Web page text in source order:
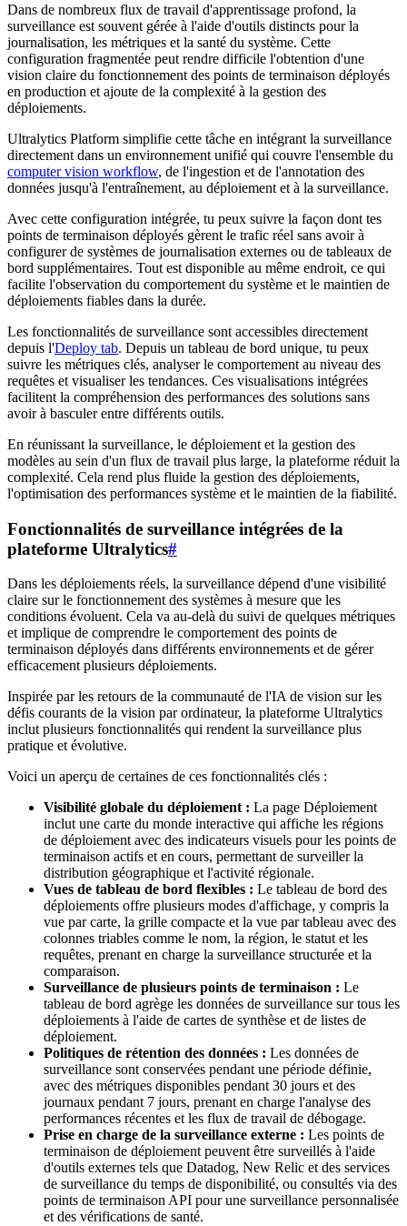
Dans de nombreux flux de travail d'apprentissage profond, la
surveillance est souvent gérée à l'aide d'outils distincts pour la
journalisation, les métriques et la santé du système. Cette
configuration fragmentée peut rendre difficile l'obtention d'une
vision claire du fonctionnement des points de terminaison déployés
en production et ajoute de la complexité à la gestion des
déploiements.
Ultralytics Platform simplifie cette tâche en intégrant la surveillance
directement dans un environnement unifié qui couvre l'ensemble du
computer vision workflow, de l'ingestion et de l'annotation des
données jusqu'à l'entraînement, au déploiement et à la surveillance.
Avec cette configuration intégrée, tu peux suivre la façon dont tes
points de terminaison déployés gèrent le trafic réel sans avoir à
configurer de systèmes de journalisation externes ou de tableaux de
bord supplémentaires. Tout est disponible au même endroit, ce qui
facilite l'observation du comportement du système et le maintien de
déploiements fiables dans la durée.
Les fonctionnalités de surveillance sont accessibles directement
depuis l'Deploy tab. Depuis un tableau de bord unique, tu peux
suivre les métriques clés, analyser le comportement au niveau des
requêtes et visualiser les tendances. Ces visualisations intégrées
facilitent la compréhension des performances des solutions sans
avoir à basculer entre différents outils.
En réunissant la surveillance, le déploiement et la gestion des
modèles au sein d'un flux de travail plus large, la plateforme réduit la
complexité. Cela rend plus fluide la gestion des déploiements,
l'optimisation des performances système et le maintien de la fiabilité.
Fonctionnalités de surveillance intégrées de la
plateforme Ultralytics#
Dans les déploiements réels, la surveillance dépend d'une visibilité
claire sur le fonctionnement des systèmes à mesure que les
conditions évoluent. Cela va au-delà du suivi de quelques métriques
et implique de comprendre le comportement des points de
terminaison déployés dans différents environnements et de gérer
efficacement plusieurs déploiements.
Inspirée par les retours de la communauté de l'IA de vision sur les
défis courants de la vision par ordinateur, la plateforme Ultralytics
inclut plusieurs fonctionnalités qui rendent la surveillance plus
pratique et évolutive.
Voici un aperçu de certaines de ces fonctionnalités clés :
Visibilité globale du déploiement : La page Déploiement
inclut une carte du monde interactive qui affiche les régions
de déploiement avec des indicateurs visuels pour les points de
terminaison actifs et en cours, permettant de surveiller la
distribution géographique et l'activité régionale.
Vues de tableau de bord flexibles : Le tableau de bord des
déploiements offre plusieurs modes d'affichage, y compris la
vue par carte, la grille compacte et la vue par tableau avec des
colonnes triables comme le nom, la région, le statut et les
requêtes, prenant en charge la surveillance structurée et la
comparaison.
Surveillance de plusieurs points de terminaison : Le
tableau de bord agrège les données de surveillance sur tous les
déploiements à l'aide de cartes de synthèse et de listes de
déploiement.
Politiques de rétention des données : Les données de
surveillance sont conservées pendant une période définie,
avec des métriques disponibles pendant 30 jours et des
journaux pendant 7 jours, prenant en charge l'analyse des
performances récentes et les flux de travail de débogage.
Prise en charge de la surveillance externe : Les points de
terminaison de déploiement peuvent être surveillés à l'aide
d'outils externes tels que Datadog, New Relic et des services
de surveillance du temps de disponibilité, ou consultés via des
points de terminaison API pour une surveillance personnalisée
et des vérifications de santé.